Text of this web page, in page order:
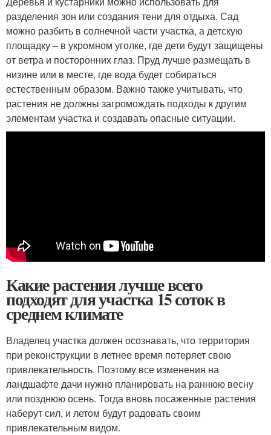
разделения зон или создания тени для отдыха. Сад
можно разбить в солнечной части участка, а детскую
площадку – в укромном уголке, где дети будут защищены
от ветра и посторонних глаз. Пруд лучше размещать в
низине или в месте, где вода будет собираться
естественным образом. Важно также учитывать, что
растения не должны загромождать подходы к другим
элементам участка и создавать опасные ситуации.
Какие растения лучше всего
подходят для участка 15 соток в
среднем климате
Владелец участка должен осознавать, что территория
при реконструкции в летнее время потеряет свою
привлекательность. Поэтому все изменения на
ландшафте дачи нужно планировать на раннюю весну
или позднюю осень. Тогда вновь посаженные растения
наберут сил, и летом будут радовать своим
привлекательным видом.